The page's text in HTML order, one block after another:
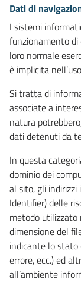
Dati di
I sistemi
funzionamento di
loro normale
è implicita
Si tratta di
associate a
natura
dati detenuti da
In questa
dominio dei
al sito, gli indirizzi
Identifier) delle
metodo utilizzato
dimensione del
indicante lo stato
errore, ecc.) ed
all’ambiente